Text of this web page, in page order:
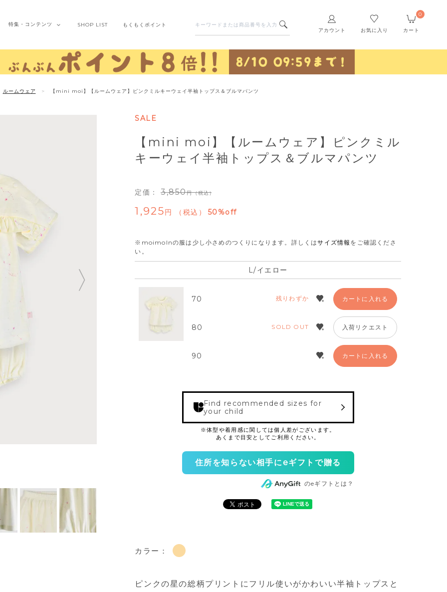
アカウント お気に入り カート
0
特集・ コンテンツ SHOP LIST もくもくポイント
ルームウェア 【mini moi】【ルームウェア】ピンクミルキーウェイ半袖トップス＆ブルマパンツ
SALE
【mini moi】【ルームウェア】ピンクミル
キーウェイ半袖トップス＆ブルマパンツ
定価： 3,850 （税込）
1,925 税込 50%off
※moimolnの服は少し小さめのつくりになります。 詳しくはサイズ情報 をご確認くださ
い。
L/イエロー
70 残りわずか カートに入れる
80 SOLD OUT 入荷リクエスト
90 カートに入れる
Find recommended sizes for
your child
住所を知らない相手にeギフトで贈る
のeギフトとは？
カラー：
ピンクの星の総柄プリントにフリル使いがかわいい半袖トップスと